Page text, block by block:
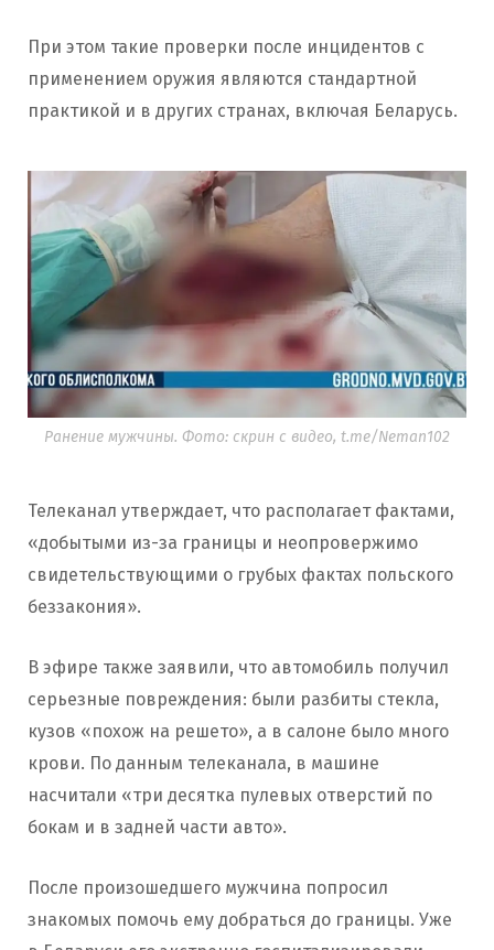
При этом такие проверки после инцидентов с
применением оружия являются стандартной
практикой и в других странах, включая Беларусь.
Ранение мужчины. Фото: скрин с видео, t.me/Neman102
Телеканал утверждает, что располагает фактами,
«добытыми из-за границы и неопровержимо
свидетельствующими о грубых фактах польского
беззакония».
В эфире также заявили, что автомобиль получил
серьезные повреждения: были разбиты стекла,
кузов «похож на решето», а в салоне было много
крови. По данным телеканала, в машине
насчитали «три десятка пулевых отверстий по
бокам и в задней части авто».
После произошедшего мужчина попросил
знакомых помочь ему добраться до границы. Уже